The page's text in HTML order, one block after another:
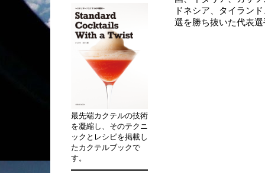
ドネシア、タイラン
選を勝ち抜いた代表
最先端カクテルの技術
を凝縮し、そのテクニ
ックとレシピを掲載し
たカクテルブックで
す。